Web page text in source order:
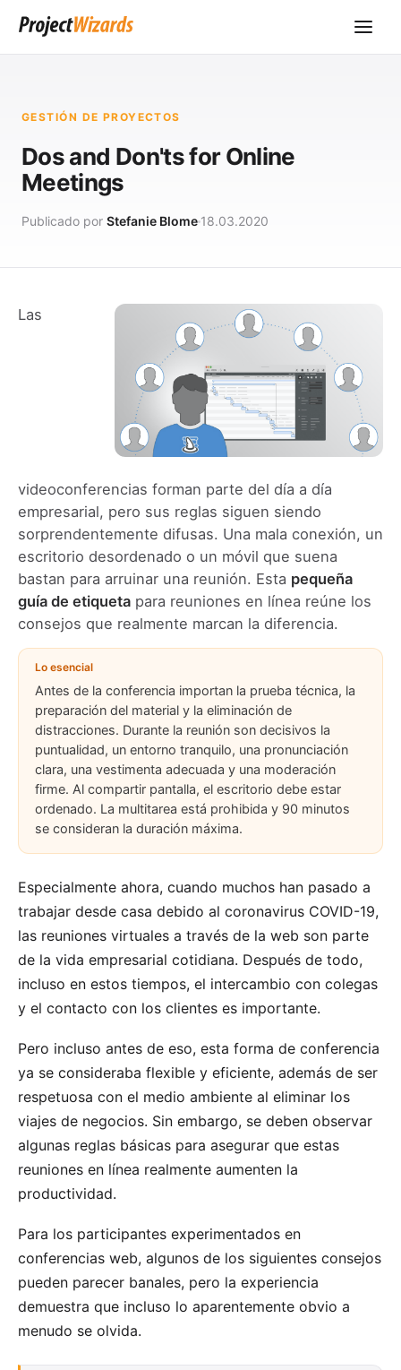
GESTIÓN DE PROYECTOS
Dos and Don'ts for Online
Meetings
Publicado por Stefanie Blome 18.03.2020
Las
videoconferencias forman parte del día a día
empresarial, pero sus reglas siguen siendo
sorprendentemente difusas. Una mala conexión, un
escritorio desordenado o un móvil que suena
bastan para arruinar una reunión. Esta pequeña
guía de etiqueta para reuniones en línea reúne los
consejos que realmente marcan la diferencia.
Lo esencial
Antes de la conferencia importan la prueba técnica, la
preparación del material y la eliminación de
distracciones. Durante la reunión son decisivos la
puntualidad, un entorno tranquilo, una pronunciación
clara, una vestimenta adecuada y una moderación
firme. Al compartir pantalla, el escritorio debe estar
ordenado. La multitarea está prohibida y 90 minutos
se consideran la duración máxima.
Especialmente ahora, cuando muchos han pasado a
trabajar desde casa debido al coronavirus COVID-19,
las reuniones virtuales a través de la web son parte
de la vida empresarial cotidiana. Después de todo,
incluso en estos tiempos, el intercambio con colegas
y el contacto con los clientes es importante.
Pero incluso antes de eso, esta forma de conferencia
ya se consideraba flexible y eficiente, además de ser
respetuosa con el medio ambiente al eliminar los
viajes de negocios. Sin embargo, se deben observar
algunas reglas básicas para asegurar que estas
reuniones en línea realmente aumenten la
productividad.
Para los participantes experimentados en
conferencias web, algunos de los siguientes consejos
pueden parecer banales, pero la experiencia
demuestra que incluso lo aparentemente obvio a
menudo se olvida.